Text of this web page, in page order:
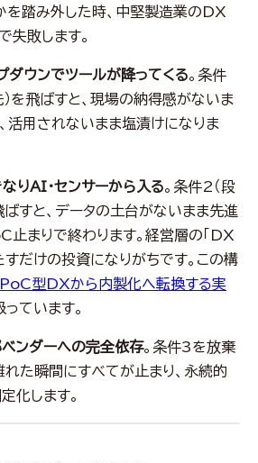
を踏み外した時、中堅製造業のDX
失敗します。
ダウンでツールが降ってくる。条件
を飛ばすと、現場の納得感がないま
活用されないまま塩漬けになりま
りAI・センサーから入る。条件2（段
ばすと、データの土台がないまま先進
止まりで終わります。経営層の「DX
すだけの投資になりがちです。この構
型DXから内製化へ転換する実
ています。
ンダーへの完全依存。条件3を放棄
れた瞬間にすべてが止まり、永続的
化します。